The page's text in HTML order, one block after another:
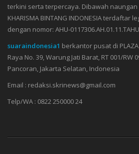
terkini serta terpercaya. Dibawah naungan
KHARISMA BINTANG INDONESIA terdaftar
dengan nomor: AHU-
suaraindonesia1 berkantor pusat di PLAZA
Raya No. 39, Warung Jati Barat, RT 001/RW
Pancoran, Jakarta Selatan, Indonesia
Email : redaksi.skrinews@gmail.com
Telp/WA : 0822 250000 24